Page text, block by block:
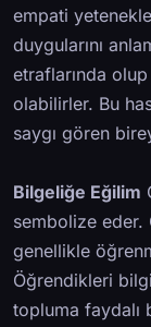
empati
duygularını
etraflarında
olabilirler. Bu
saygı gören
Bilgeliğe Eğilim
sembolize eder.
genellikle
Öğrendikleri
topluma faydalı